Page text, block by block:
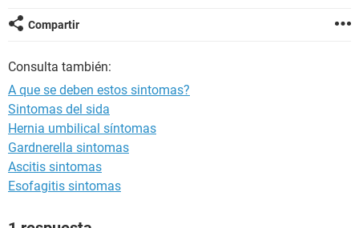
Compartir
Consulta también:
A que se deben estos sintomas?
Sintomas del sida
Hernia umbilical síntomas
Gardnerella sintomas
Ascitis sintomas
Esofagitis sintomas